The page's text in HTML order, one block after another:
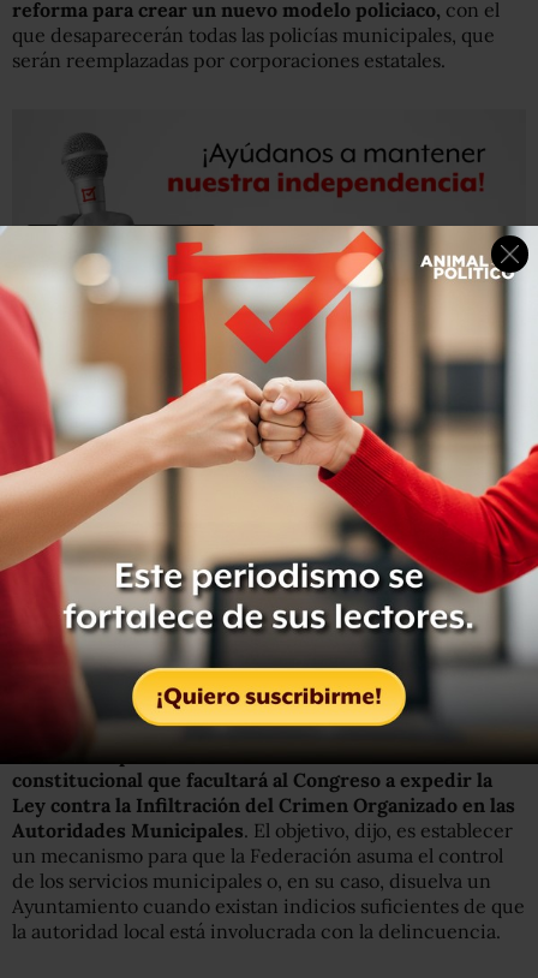
reforma para crear un nuevo modelo policiaco, con el
que desaparecerán todas las policías municipales, que
serán reemplazadas por corporaciones estatales.
“Será un cambio cualitativo pasar de mil 800 policías
municipales débiles a 32 sólidas corporaciones estatales”,
precisó.
propuso que Tamaulipas, Jalisco Guerrero y
Michoacán sean los primeros estados que integren ese
modelo
, que se castigue a los presidentes municipales
que no entreguen el mando de las policías, así como a los
gobernadores que no lo asuman.
Otro de los puntos anunciados fue la reforma
constitucional que facultará al Congreso a expedir la
Ley contra la Infiltración del Crimen Organizado en las
Autoridades Municipales. El objetivo, dijo, es establecer
un mecanismo para que la Federación asuma el control
de los servicios municipales o, en su caso, disuelva un
Ayuntamiento cuando existan indicios suficientes de que
la autoridad local está involucrada con la delincuencia.